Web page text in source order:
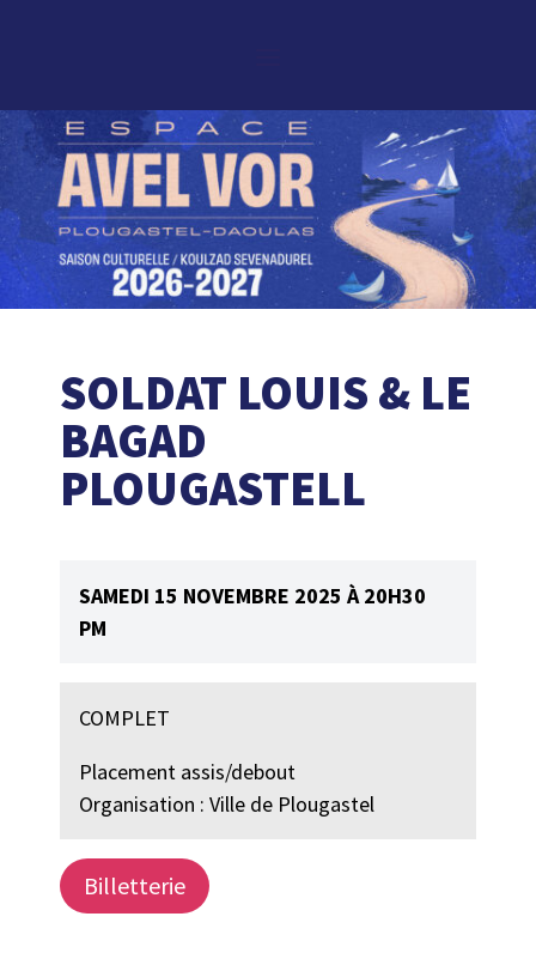
SOLDAT LOUIS & LE
BAGAD
PLOUGASTELL
SAMEDI 15 NOVEMBRE 2025 À 20H30
PM
COMPLET
Placement assis/debout
Organisation : Ville de Plougastel
Billetterie